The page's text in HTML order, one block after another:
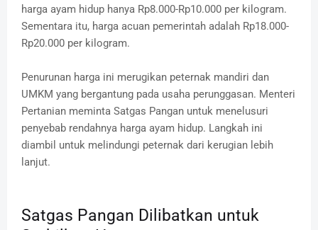
harga ayam hidup hanya Rp8.000-Rp10.000 per kilogram.
Sementara itu, harga acuan pemerintah adalah Rp18.000-
Rp20.000 per kilogram.
Penurunan harga ini merugikan peternak mandiri dan
UMKM yang bergantung pada usaha perunggasan. Menteri
Pertanian meminta Satgas Pangan untuk menelusuri
penyebab rendahnya harga ayam hidup. Langkah ini
diambil untuk melindungi peternak dari kerugian lebih
lanjut.
Satgas Pangan Dilibatkan untuk